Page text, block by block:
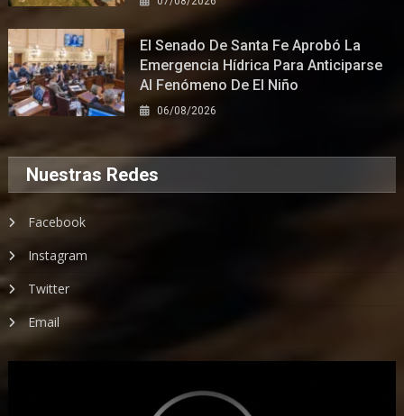
El Senado De Santa Fe Aprobó La
Emergencia Hídrica Para Anticiparse
Al Fenómeno De El Niño
06/08/2026
Nuestras Redes
Facebook
Instagram
Twitter
Email